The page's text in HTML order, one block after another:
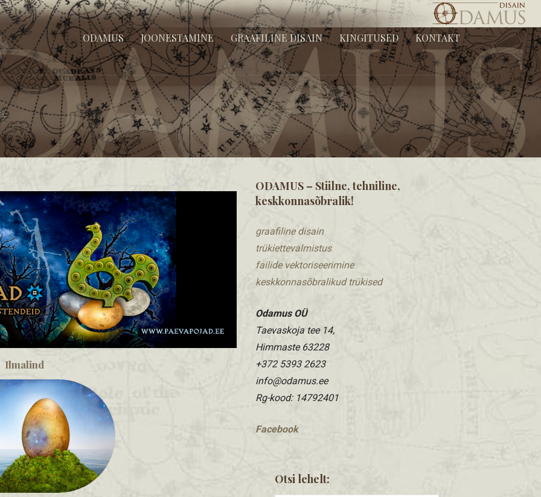
keskkonnasõbralikud trükised, tehnilised joonised, stiilsed kingitused ja ärimeened.
ODAMUS JOONESTAMINE GRAAFILINE DISAIN KINGITUSED KONTAKT
Ilmalind
ODAMUS – Stiilne, tehniline,
keskkonnasõbralik!
graafiline disain
trükiettevalmistus
​failide vektoriseerimine
keskkonnasõbralikud trükised
Odamus OÜ
Taevaskoja tee 14,
Himmaste 63228
+372 5393 2623
info@odamus.ee
Rg-kood: 14792401
Facebook
Otsi lehelt: